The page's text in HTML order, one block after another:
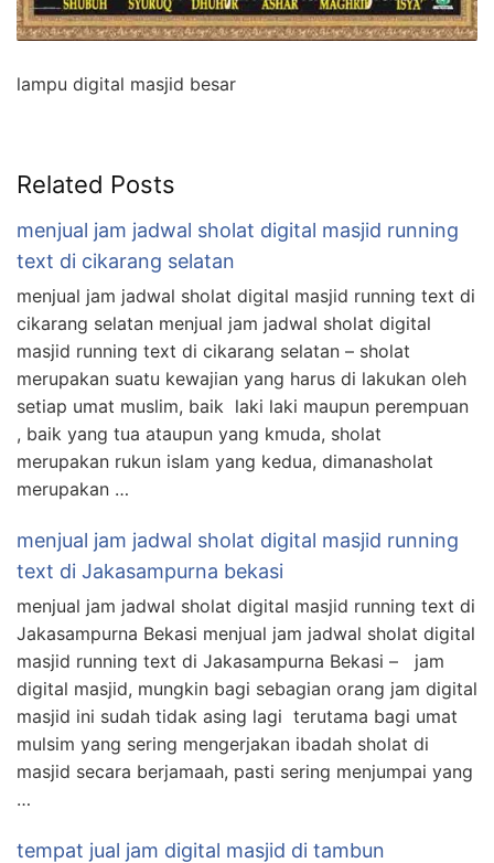
lampu digital masjid besar
Related Posts
menjual jam jadwal sholat digital masjid running
text di cikarang selatan
menjual jam jadwal sholat digital masjid running text di
cikarang selatan menjual jam jadwal sholat digital
masjid running text di cikarang selatan – sholat
merupakan suatu kewajian yang harus di lakukan oleh
setiap umat muslim, baik laki laki maupun perempuan
, baik yang tua ataupun yang kmuda, sholat
merupakan rukun islam yang kedua, dimanasholat
merupakan …
menjual jam jadwal sholat digital masjid running
text di Jakasampurna bekasi
menjual jam jadwal sholat digital masjid running text di
Jakasampurna Bekasi menjual jam jadwal sholat digital
masjid running text di Jakasampurna Bekasi – jam
digital masjid, mungkin bagi sebagian orang jam digital
masjid ini sudah tidak asing lagi terutama bagi umat
mulsim yang sering mengerjakan ibadah sholat di
masjid secara berjamaah, pasti sering menjumpai yang
…
tempat jual jam digital masjid di tambun